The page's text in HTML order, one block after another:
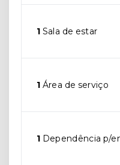
1 Sala de estar
1 Área de serviço
1 Dependência p/